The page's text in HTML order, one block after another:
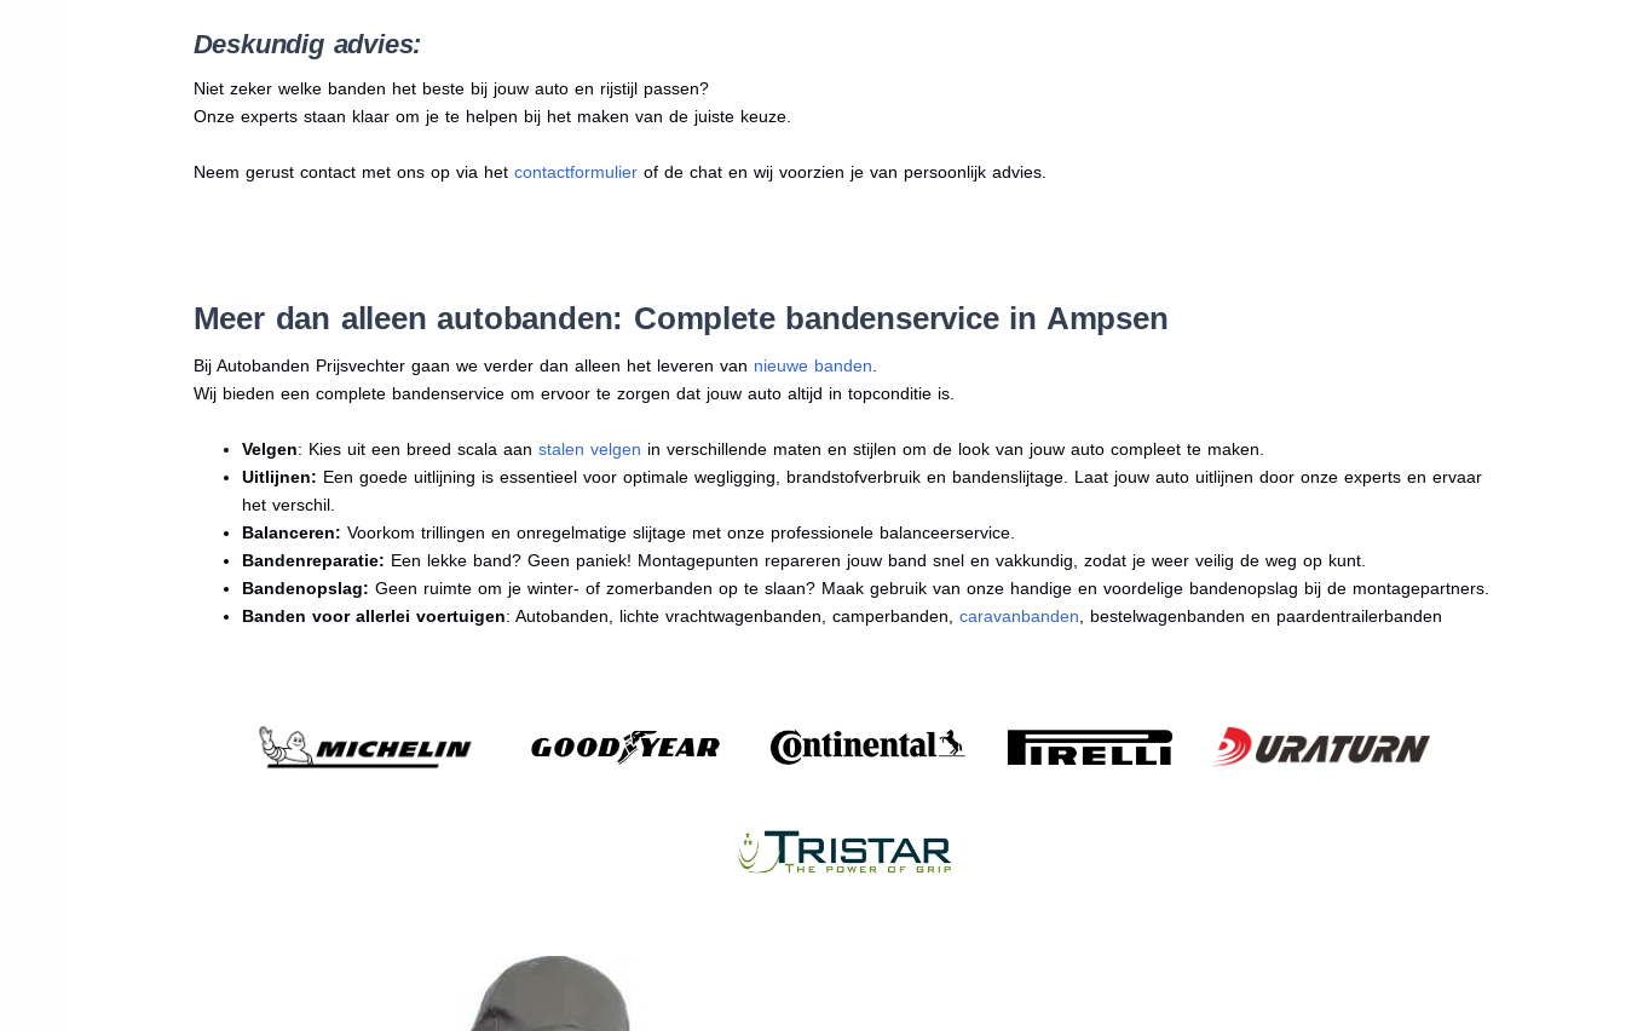
Deskundig advies:
Niet zeker welke banden het beste bij jouw auto en rijstijl passen?
Onze experts staan klaar om je te helpen bij het maken van de juiste keuze.
Neem gerust contact met ons op via het contactformulierof de chat en wij voorzien je van persoonlijk advies.
Meer dan alleen autobanden: Complete bandenservice in Ampsen
Bij Autobanden Prijsvechter gaan we verder dan alleen het leveren van nieuwe banden.
Wij bieden een complete bandenservice om ervoor te zorgen dat jouw auto altijd in topconditie is.
Velgen: Kies uit een breed scala aan stalen velgen in verschillende maten en stijlen om de look van jouw auto compleet te maken.
Uitlijnen: Een goede uitlijning is essentieel voor optimale wegligging, brandstofverbruik en bandenslijtage. Laat jouw auto uitlijnen door onze experts en ervaar
het verschil.
Balanceren: Voorkom trillingen en onregelmatige slijtage met onze professionele balanceerservice.
Bandenreparatie: Een lekke band? Geen paniek! Montagepunten repareren jouw band snel en vakkundig, zodat je weer veilig de weg op kunt.
Bandenopslag: Geen ruimte om je winter- of zomerbanden op te slaan? Maak gebruik van onze handige en voordelige bandenopslag bij de montagepartners.
Banden voor allerlei voertuigen: Autobanden, lichte vrachtwagenbanden, camperbanden, caravanbanden, bestelwagenbanden en paardentrailerbanden